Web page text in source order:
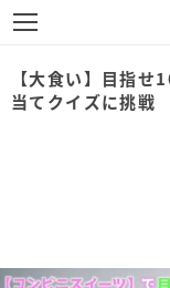
【大食い】目指
当てクイズに挑戦